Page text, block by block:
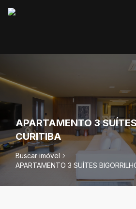
APARTAMENTO 3
CURITIBA
Buscar imóvel
APARTAMENTO 3 SUÍTES